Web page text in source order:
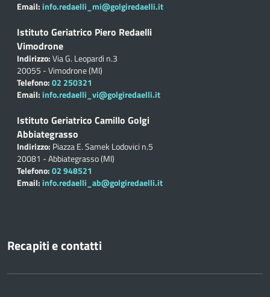
Email: info.redaelli_mi@golgiredaelli.it
Istituto Geriatrico Piero Redaelli
Vimodrone
Indirizzo:Via G. Leopardi n.3
20055 - Vimodrone (MI)
Telefono:02 250321
Email: info.redaelli_vi@golgiredaelli.it
Istituto Geriatrico Camillo Golgi
Abbiategrasso
Indirizzo: Piazza E. Samek Lodovici n.5
20081 - Abbiategrasso (MI)
Telefono:02 948521
Email: info.redaelli_ab@golgiredaelli.it
Recapiti e contatti